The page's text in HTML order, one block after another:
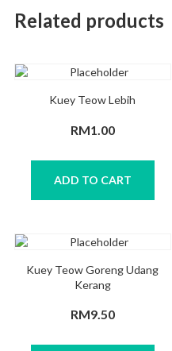
Related products
Kuey Teow Lebih
RM1.00
ADD TO CART
Kuey Teow Goreng Udang
Kerang
RM9.50